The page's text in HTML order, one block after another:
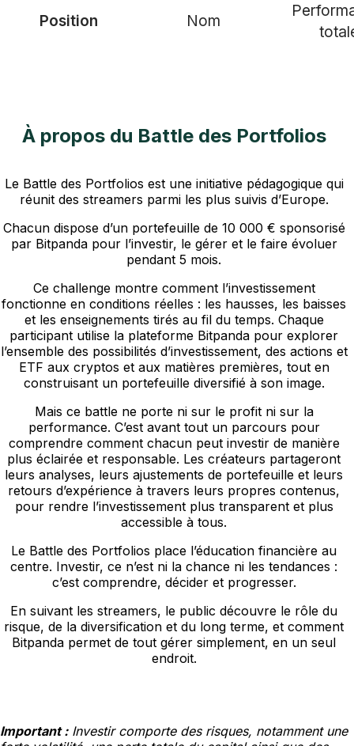
Position Nom
À propos du Battle des Portfolios
Le Battle des Portfolios est une initiative pédagogique qui
réunit des streamers parmi les plus suivis d’Europe.
Chacun dispose d’un portefeuille de 10 000 € sponsorisé
par Bitpanda pour l’investir, le gérer et le faire évoluer
pendant 5 mois.
Ce challenge montre comment l’investissement
fonctionne en conditions réelles : les hausses, les baisses
et les enseignements tirés au fil du temps. Chaque
participant utilise la plateforme Bitpanda pour explorer
l’ensemble des possibilités d’investissement, des actions et
ETF aux cryptos et aux matières premières, tout en
construisant un portefeuille diversifié à son image.
Mais ce battle ne porte ni sur le profit ni sur la
performance. C’est avant tout un parcours pour
comprendre comment chacun peut investir de manière
plus éclairée et responsable. Les créateurs partageront
leurs analyses, leurs ajustements de portefeuille et leurs
retours d’expérience à travers leurs propres contenus,
pour rendre l’investissement plus transparent et plus
accessible à tous.
Le Battle des Portfolios place l’éducation financière au
centre. Investir, ce n’est ni la chance ni les tendances :
c’est comprendre, décider et progresser.
En suivant les streamers, le public découvre le rôle du
risque, de la diversification et du long terme, et comment
Bitpanda permet de tout gérer simplement, en un seul
endroit.
Important :Investir comporte des risques, notamment une